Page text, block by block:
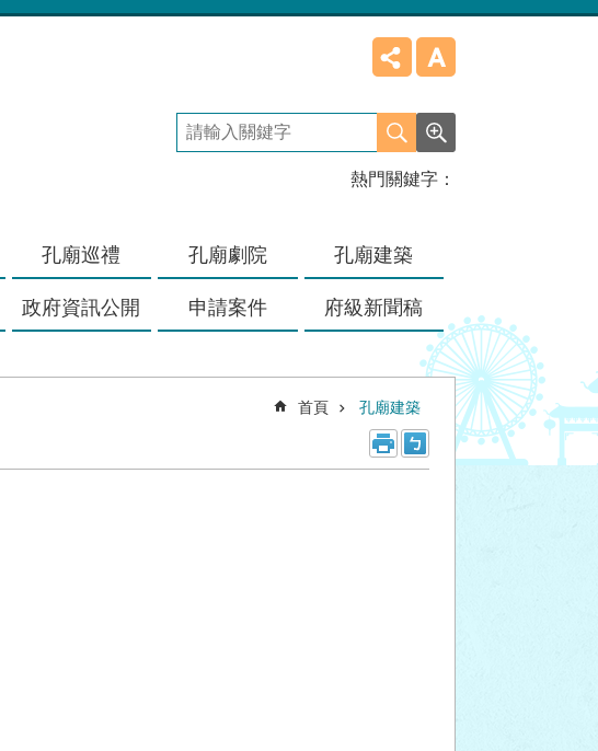
熱門關鍵字
孔廟巡禮 孔廟劇院 孔廟建築
政府資訊公開 申請案件 府級新聞稿
首頁 孔廟建築